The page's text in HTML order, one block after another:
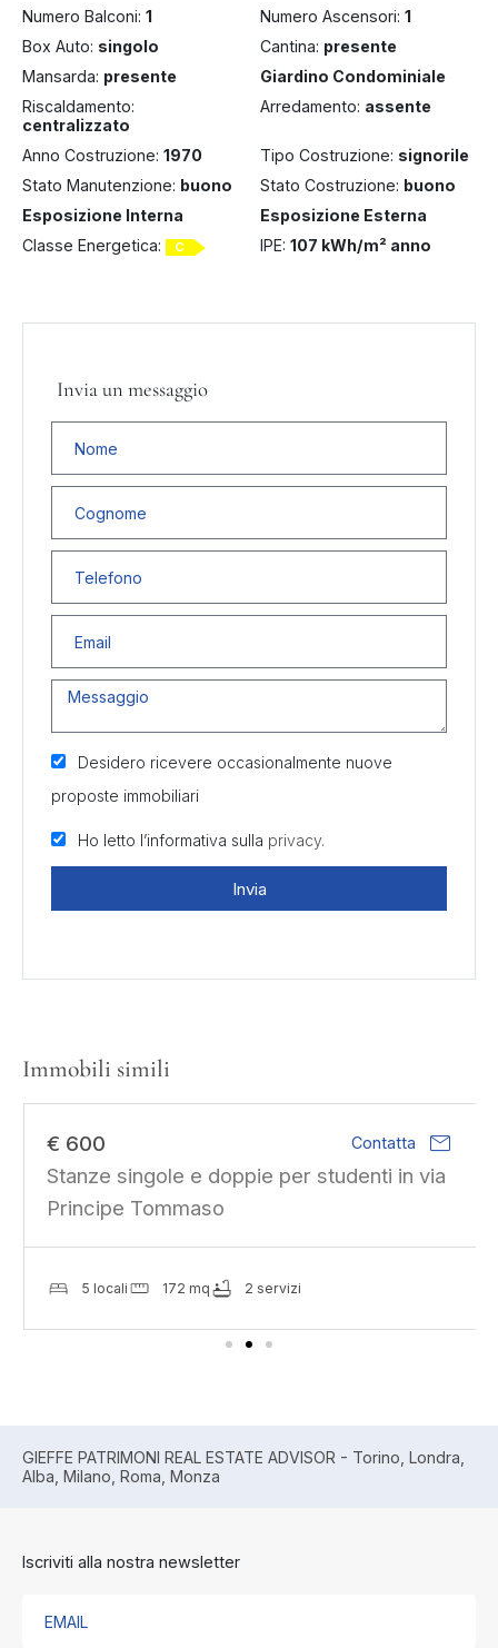
Numero Balconi: 1 Numero Ascensori: 1
Box Auto: singolo Cantina: presente
Mansarda: presente
Giardino Condominiale
Riscaldamento:
centralizzato
Arredamento: assente
Anno Costruzione: 1970 Tipo Costruzione: signorile
Stato Manutenzione: buono Stato Costruzione: buono
Esposizione Interna
Esposizione Esterna
Classe Energetica:
C IPE: 107 kWh/m² anno
Invia un messaggio
Desidero ricevere occasionalmente nuove
proposte immobiliari
Ho letto l’informativa sulla privacy.
Invia
Immobili simili
€ 600 Contatta mail
Stanze singole e doppie per studenti in via
Principe Tommaso
5 locali 172 mq 2 servizi
GIEFFE PATRIMONI REAL ESTATE ADVISOR - Torino, Londra,
Alba, Milano, Roma, Monza
Iscriviti alla nostra newsletter